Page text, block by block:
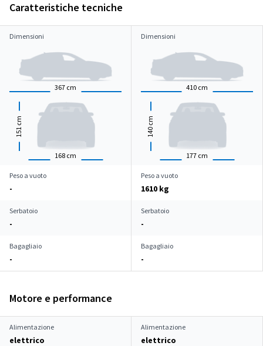
Caratteristiche tecniche
Dimensioni
367 cm
168 cm
151
cm
Dimensioni
410 cm
177 cm
140
cm
Peso a vuoto
-
Peso a vuoto
1610 kg
Serbatoio
-
Serbatoio
-
Bagagliaio
-
Bagagliaio
-
Motore e performance
Alimentazione
elettrico
Alimentazione
elettrico